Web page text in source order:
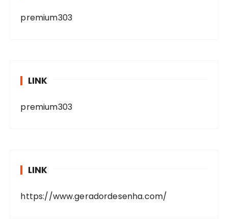
premium303
LINK
premium303
LINK
https://www.geradordesenha.com/